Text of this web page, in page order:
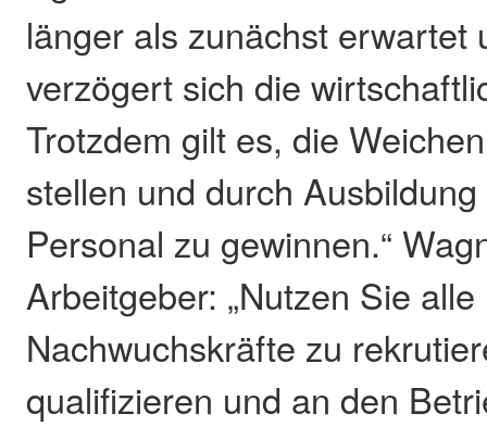
länger als zunächst erwartet
verzögert sich die
Trotzdem gilt es, die
stellen und durch
Personal zu gewinnen.“
Arbeitgeber: „Nutzen Sie
Nachwuchskräfte zu
qualifizieren und an den